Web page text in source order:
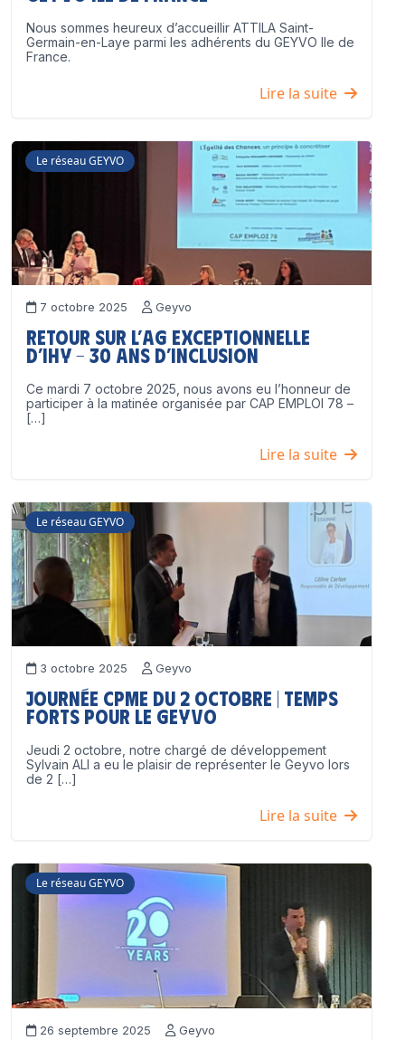
Nous sommes heureux d’accueillir ATTILA Saint-
Germain-en-Laye parmi les adhérents du GEYVO Ile de
France.
Lire la suite
Le réseau GEYVO
7 octobre 2025 Geyvo
Retour sur l’AG exceptionnelle
d’IHY – 30 ans d’inclusion
Ce mardi 7 octobre 2025, nous avons eu l’honneur de
participer à la matinée organisée par CAP EMPLOI 78 –
[…]
Lire la suite
Le réseau GEYVO
3 octobre 2025 Geyvo
Journée CPME du 2 octobre | Temps
forts pour le GEYVO
Jeudi 2 octobre, notre chargé de développement
Sylvain ALI a eu le plaisir de représenter le Geyvo lors
de 2 […]
Lire la suite
Le réseau GEYVO
26 septembre 2025 Geyvo